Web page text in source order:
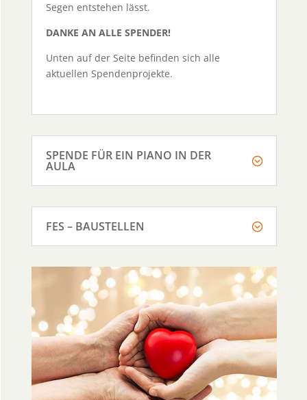
Segen entstehen lässt.
DANKE AN ALLE SPENDER!
Unten auf der Seite befinden sich alle
aktuellen Spendenprojekte.
SPENDE FÜR EIN PIANO IN DER
AULA
FES – BAUSTELLEN